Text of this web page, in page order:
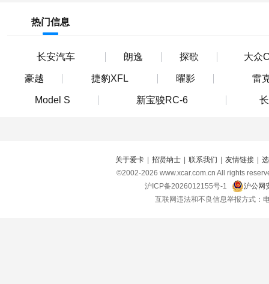
热门信息
长安汽车 朗逸 探歌 大众
豪越 捷豹XFL 曜影 雷
Model S 新宝骏RC-6
关于爱卡 招贤纳士 联系我们 友情链接
©2002-2026 www.xcar.com.cn All rights
沪ICP备2026012155号-1
沪公网
互联网违法和不良信息举报方式：